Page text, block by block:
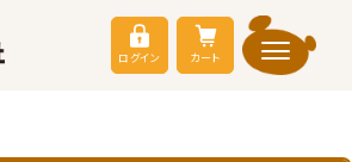
ログイン カート